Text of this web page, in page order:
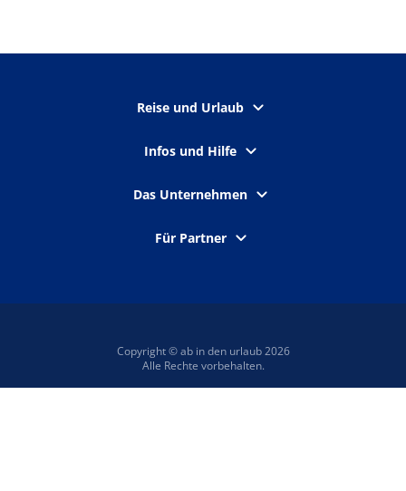
Reise und Urlaub
Infos und Hilfe
Das Unternehmen
Für Partner
Copyright © ab in den urlaub 2026
Alle Rechte vorbehalten.